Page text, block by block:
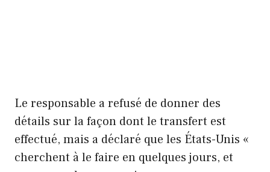
Le responsable a refusé de donner des
détails sur la façon dont le transfert est
effectué, mais a déclaré que les États-Unis «
cherchent à le faire en quelques jours, et